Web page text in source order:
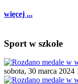
więcej ...
Sport w szkole
sobota, 30 marca 2024